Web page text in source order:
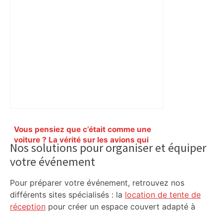
Vous pensiez que c’était comme une
voiture ? La vérité sur les avions qui
reculent – ici.fr
Primary
Sidebar
Nos solutions pour organiser et équiper
votre événement
Pour préparer votre événement, retrouvez nos
différents sites spécialisés : la location de tente de
réception pour créer un espace couvert adapté à